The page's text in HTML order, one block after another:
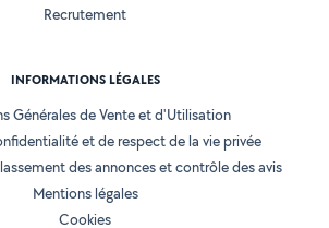
Recrutement
INFORMATIONS LÉGALES
Générales de Vente et d'Utilisation
et de respect de la vie privée
des annonces et contrôle des avis
Mentions légales
Cookies